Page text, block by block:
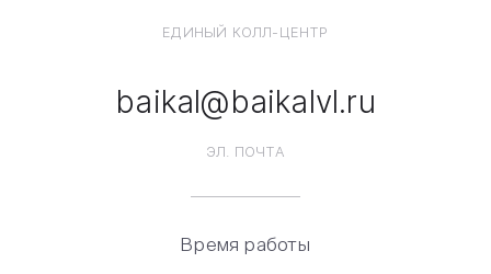
ЕДИНЫЙ КОЛЛ-ЦЕНТР
baikal@baikalvl.ru
ЭЛ. ПОЧТА
Время работы